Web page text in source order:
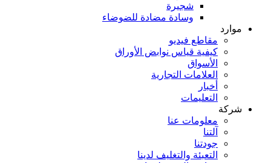
شجيرة
وسادة مضادة للضوضاء
موارد
مقاطع فيديو
كيفية قياس نوابض الأوراق
الأسواق
العلامات التجارية
أخبار
التعليمات
شركة
معلومات عنا
آلتنا
جودتنا
التعبئة والتغليف لدينا